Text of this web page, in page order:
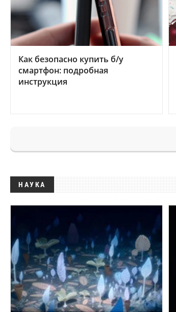
Как безопасно купить б/у
смартфон: подробная
инструкция
НАУКА